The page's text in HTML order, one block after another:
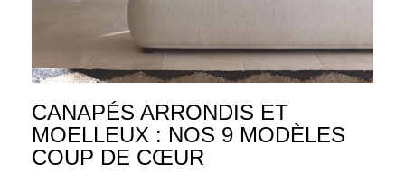
CANAPÉS ARRONDIS ET
MOELLEUX : NOS 9 MODÈLES
COUP DE CŒUR